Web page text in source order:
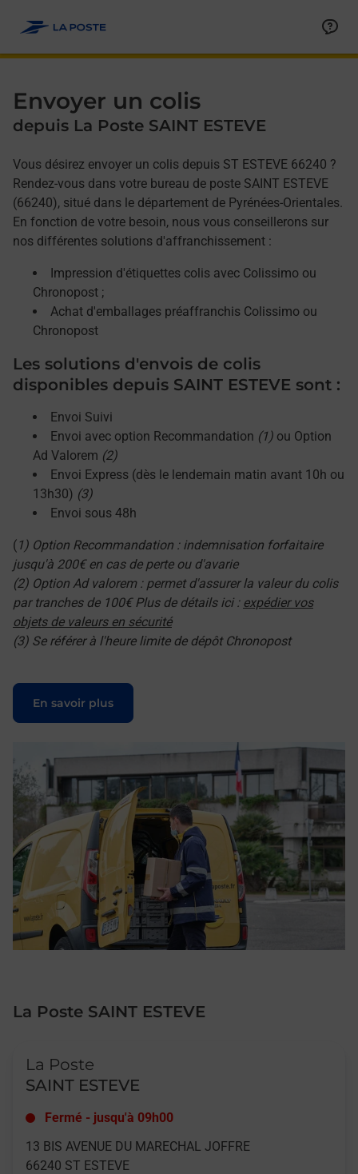
Envoyer un colis
depuis La Poste SAINT ESTEVE
Vous désirez envoyer un colis depuis ST ESTEVE 66240 ?
Rendez-vous dans votre bureau de poste SAINT ESTEVE
(66240), situé dans le département de Pyrénées-Orientales.
En fonction de votre besoin, nous vous conseillerons sur
nos différentes solutions d'affranchissement :
Impression d'étiquettes colis avec Colissimo ou
Chronopost ;
Achat d'emballages préaffranchis Colissimo ou
Chronopost
Les solutions d'envois de colis
disponibles depuis SAINT ESTEVE sont :
Envoi Suivi
Envoi avec option Recommandation (1) ou Option
Ad Valorem (2)
Envoi Express (dès le lendemain matin avant 10h ou
13h30) (3)
Envoi sous 48h
( 1) Option Recommandation : indemnisation forfaitaire
jusqu'à 200€ en cas de perte ou d'avarie
(2) Option Ad valorem : permet d'assurer la valeur du colis
par tranches de 100€ Plus de détails ici : expédier vos
objets de valeurs en sécurité
(3) Se référer à l'heure limite de dépôt Chronopost
En savoir plus
Le lien s'ouvre dans un nouvel onglet
La Poste SAINT ESTEVE
La Poste
SAINT ESTEVE
Fermé - jusqu'à 09h00
13 BIS AVENUE DU MARECHAL JOFFRE
66240 ST ESTEVE